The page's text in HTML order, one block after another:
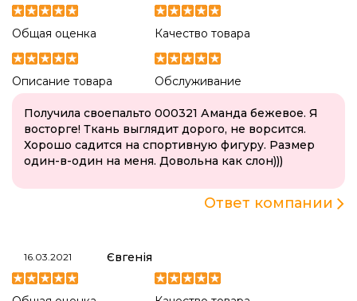
Общая оценка Качество товара
Описание товара Обслуживание
Получила своепальто 000321 Аманда бежевое. Я
восторге! Ткань выглядит дорого, не ворсится.
Хорошо садится на спортивную фигуру. Размер
один-в-один на меня. Довольна как слон)))
Ответ компании
16.03.2021 Євгенія